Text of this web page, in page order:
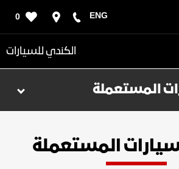
ENG
0
الكندي للسيارات
المستعملة
المستعملة